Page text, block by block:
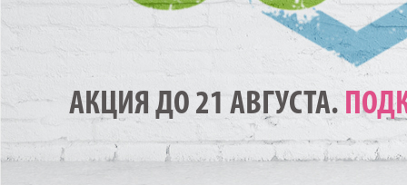
АКЦИЯ ДО 21 АВГУСТА.